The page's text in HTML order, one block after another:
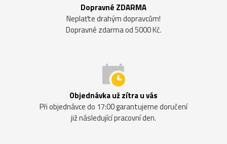
Dopravné ZDARMA
Neplaťte drahým dopravcům!
Dopravné zdarma od 5000 Kč.
Objednávka už zítra u vás
Při objednávce do 17:00 garantujeme doručení
již následující pracovní den.